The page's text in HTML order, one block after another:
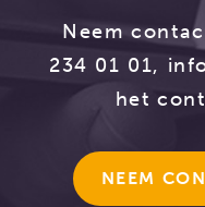
Neem
234 01 01,
het
NEEM